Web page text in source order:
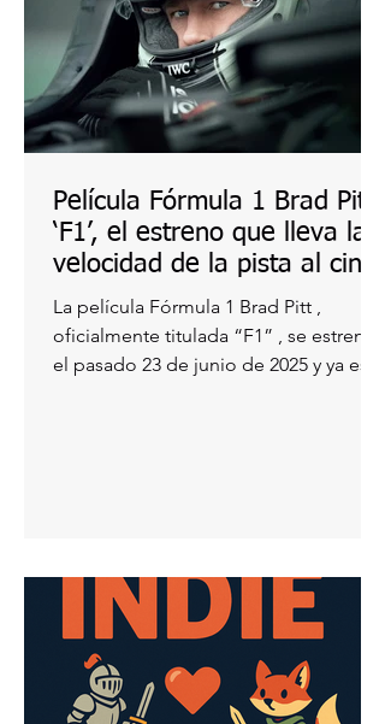
Película Fórmula 1 Brad Pitt:
‘F1’, el estreno que lleva la
velocidad de la pista al cine
La película Fórmula 1 Brad Pitt ,
oficialmente titulada “F1” , se estrenó
el pasado 23 de junio de 2025 y ya está